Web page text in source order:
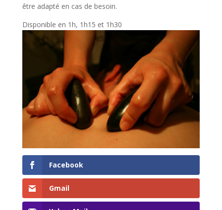
être adapté en cas de besoin.
Disponible en 1h, 1h15 et 1h30
Facebook
Gmail